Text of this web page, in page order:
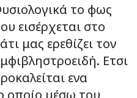
το φως
εισέρχεται στο
μας ερεθίζει τον
Ετσι
ενα
οποίο μέσω του